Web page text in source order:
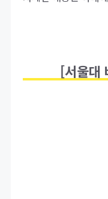
[서울대